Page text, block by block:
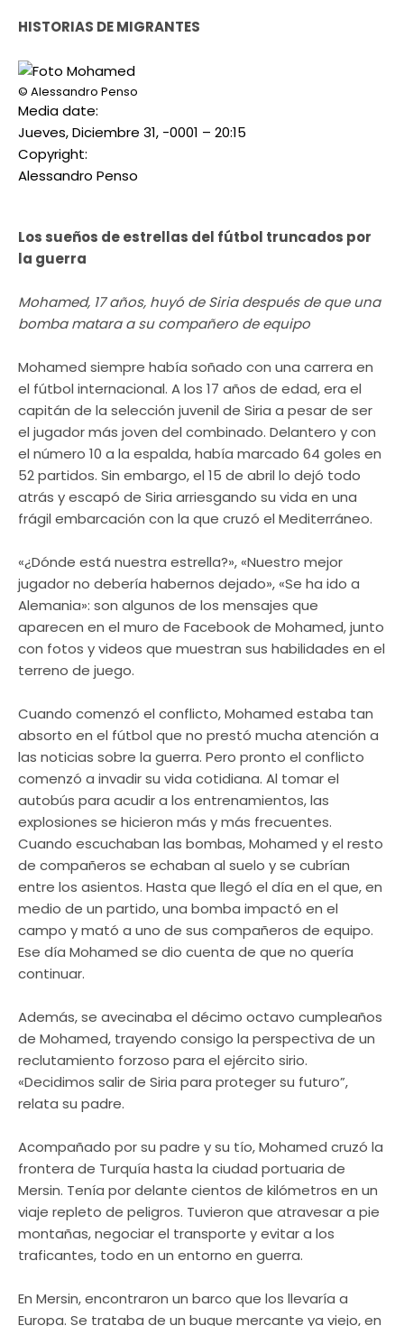
HISTORIAS DE MIGRANTES
© Alessandro Penso
Media date:
Jueves, Diciembre 31, -0001 – 20:15
Copyright:
Alessandro Penso
Los sueños de estrellas del fútbol truncados por
la guerra
Mohamed, 17 años, huyó de Siria después de que una
bomba matara a su compañero de equipo
Mohamed siempre había soñado con una carrera en
el fútbol internacional. A los 17 años de edad, era el
capitán de la selección juvenil de Siria a pesar de ser
el jugador más joven del combinado. Delantero y con
el número 10 a la espalda, había marcado 64 goles en
52 partidos. Sin embargo, el 15 de abril lo dejó todo
atrás y escapó de Siria arriesgando su vida en una
frágil embarcación con la que cruzó el Mediterráneo.
«¿Dónde está nuestra estrella?», «Nuestro mejor
jugador no debería habernos dejado», «Se ha ido a
Alemania»: son algunos de los mensajes que
aparecen en el muro de Facebook de Mohamed, junto
con fotos y videos que muestran sus habilidades en el
terreno de juego.
Cuando comenzó el conflicto, Mohamed estaba tan
absorto en el fútbol que no prestó mucha atención a
las noticias sobre la guerra. Pero pronto el conflicto
comenzó a invadir su vida cotidiana. Al tomar el
autobús para acudir a los entrenamientos, las
explosiones se hicieron más y más frecuentes.
Cuando escuchaban las bombas, Mohamed y el resto
de compañeros se echaban al suelo y se cubrían
entre los asientos. Hasta que llegó el día en el que, en
medio de un partido, una bomba impactó en el
campo y mató a uno de sus compañeros de equipo.
Ese día Mohamed se dio cuenta de que no quería
continuar.
Además, se avecinaba el décimo octavo cumpleaños
de Mohamed, trayendo consigo la perspectiva de un
reclutamiento forzoso para el ejército sirio.
«Decidimos salir de Siria para proteger su futuro”,
relata su padre.
Acompañado por su padre y su tío, Mohamed cruzó la
frontera de Turquía hasta la ciudad portuaria de
Mersin. Tenía por delante cientos de kilómetros en un
viaje repleto de peligros. Tuvieron que atravesar a pie
montañas, negociar el transporte y evitar a los
traficantes, todo en un entorno en guerra.
En Mersin, encontraron un barco que los llevaría a
Europa. Se trataba de un buque mercante ya viejo, en